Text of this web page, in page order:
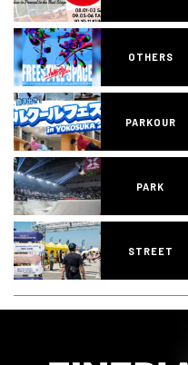
OTHERS
PARKOUR
PARK
STREET